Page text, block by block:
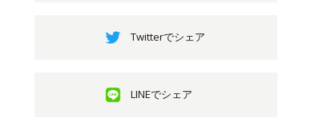
Twitterでシェア
LINEでシェア